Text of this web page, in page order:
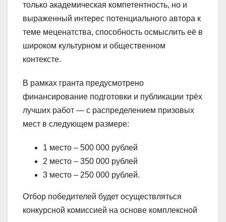
только академическая компетентность, но и
выраженный интерес потенциального автора к
теме меценатства, способность осмыслить её в
широком культурном и общественном
контексте.
В рамках гранта предусмотрено
финансирование подготовки и публикации трёх
лучших работ — с распределением призовых
мест в следующем размере:
1 место – 500 000 рублей
2 место – 350 000 рублей
3 место – 250 000 рублей.
Отбор победителей будет осуществляться
конкурсной комиссией на основе комплексной